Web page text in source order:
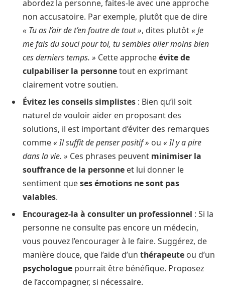
abordez la personne, faites-le avec une approche
non accusatoire. Par exemple, plutôt que de dire
« Tu as l’air de t’en foutre de tout », dites plutôt« Je
me fais du souci pour toi, tu sembles aller moins bien
ces derniers temps. » Cette approcheévite de
culpabiliser la personnetout en exprimant
clairement votre soutien.
Évitez les conseils simplistes : Bien qu’il soit
naturel de vouloir aider en proposant des
solutions, il est important d’éviter des remarques
comme« Il suffit de penser positif » ou « Il y a pire
dans la vie. » Ces phrases peuvent minimiser la
souffrance de la personne et lui donner le
sentiment queses émotions ne sont pas
valables.
Encouragez-la à consulter un professionnel : Si la
personne ne consulte pas encore un médecin,
vous pouvez l’encourager à le faire. Suggérez, de
manière douce, que l’aide d’un thérapeute ou d’un
psychologue pourrait être bénéfique. Proposez
de l’accompagner, si nécessaire.